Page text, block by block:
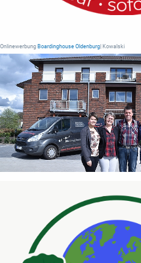
Onlinewerbung Boardinghouse Oldenburg | Kowalski